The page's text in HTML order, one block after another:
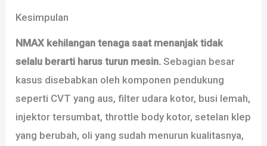
Kesimpulan
NMAX kehilangan tenaga saat menanjak tidak
selalu berarti harus turun mesin. Sebagian besar
kasus disebabkan oleh komponen pendukung
seperti CVT yang aus, filter udara kotor, busi lemah,
injektor tersumbat, throttle body kotor, setelan klep
yang berubah, oli yang sudah menurun kualitasnya,